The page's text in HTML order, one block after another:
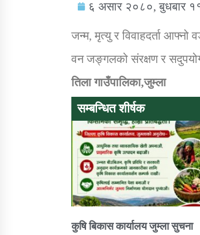
सामाजिक बिकास
तातोपानी गाउँपालिकाको न्यायिक समिति सम्बन्धी
६ असार २०८०, बुधबार
जन्म, मृत्यु र विवाहदर्ता आफ्नो
वन जङ्गलको संरक्षण र सदुपयोग
तिला गाउँपालिका,जुम्ला
सम्बन्धित शीर्षक
कुषि बिकास कार्यालय जुम्ला सुचना